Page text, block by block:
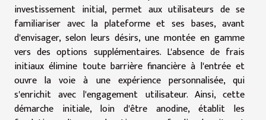
investissement initial, permet aux utilisateurs de se
familiariser avec la plateforme et ses bases, avant
d'envisager, selon leurs désirs, une montée en gamme
vers des options supplémentaires. L'absence de frais
initiaux élimine toute barrière financière à l'entrée et
ouvre la voie à une expérience personnalisée, qui
s'enrichit avec l'engagement utilisateur. Ainsi, cette
démarche initiale, loin d'être anodine, établit les